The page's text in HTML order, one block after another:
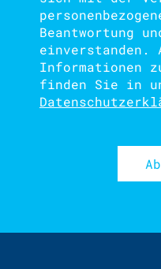
Beantwortung
einverstanden.
Informationen
finden Sie in